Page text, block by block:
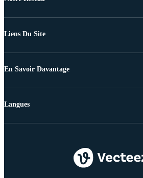
Liens Du Site
En Savoir Davantage
Langues